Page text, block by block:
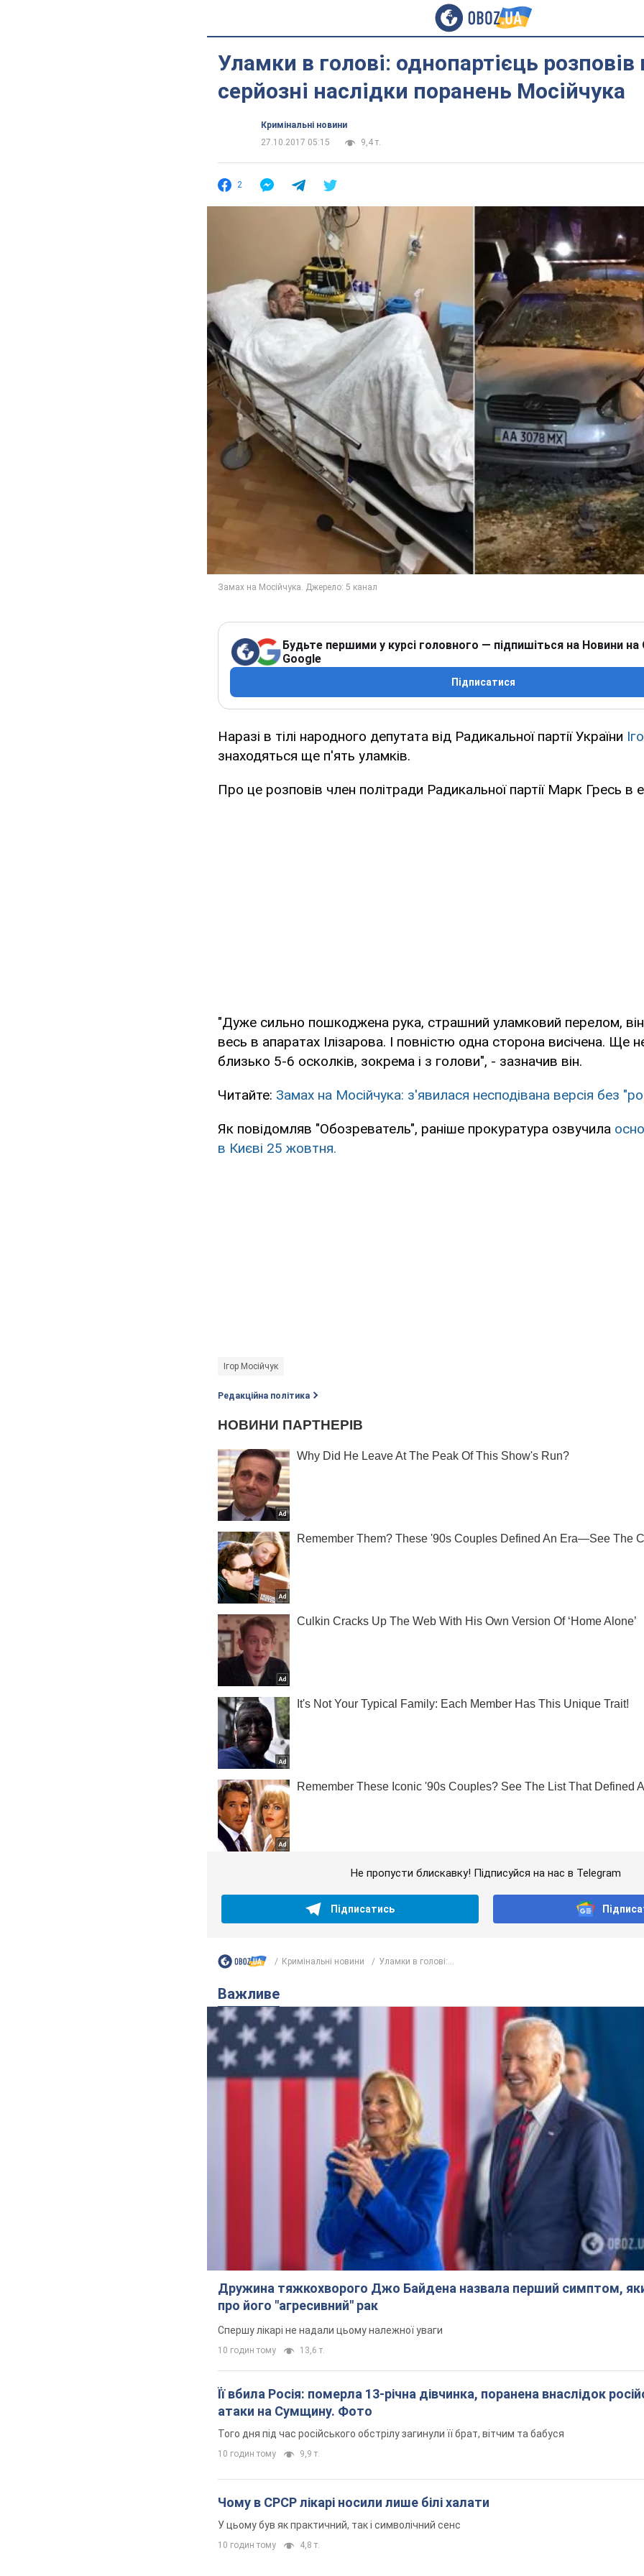
Уламки в голові: однопартієць розповів
серйозні наслідки поранень Мосійчука
Кримінальні новини
27.10.2017 05:15
9,4 т.
2
Будьте першими у курсі головного — підпишіться на Новини на
Google
Підписатися
Наразі в тілі народного депутата від Радикальної партії України
знаходяться ще п'ять уламків.
Про це розповів член політради Радикальної партії Марк Гресь в
"Дуже сильно пошкоджена рука, страшний уламковий перелом,
весь в апаратах Ілізарова. І повністю одна сторона висічена. Ще
близько 5-6 осколків, зокрема і з голови", - зазначив він.
Читайте: Замах на Мосійчука: з'явилася несподівана версія без
Як повідомляв "Обозреватель", раніше прокуратура озвучила
в Києві 25 жовтня.
Ігор Мосійчук
Редакційна політика
Не пропусти блискавку! Підписуйся на нас в Telegram
Підписатись
Кримінальні новини Уламки в голові:...
Важливе
Дружина тяжкохворого Джо Байдена назвала перший симптом,
про його "агресивний" рак
Спершу лікарі не надали цьому належної уваги
10 годин тому 13,6 т.
Її вбила Росія: померла 13-річна дівчинка, поранена внаслідок
атаки на Сумщину. Фото
Того дня під час російського обстрілу загинули її брат, вітчим та бабуся
10 годин тому 9,9 т.
Чому в СРСР лікарі носили лише білі халати
У цьому був як практичний, так і символічний сенс
10 годин тому 4,8 т.